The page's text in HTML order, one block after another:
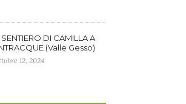
SENTIERO DI CAMILLA A
(Valle Gesso)
12, 2024